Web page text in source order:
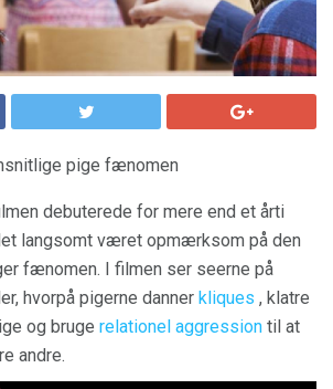
pige fænomen
debuterede for mere end et årti
langsomt været opmærksom på den
fænomen. I filmen ser seerne på
hvorpå pigerne danner kliques , klatre
og bruge relationel aggression til at
andre.